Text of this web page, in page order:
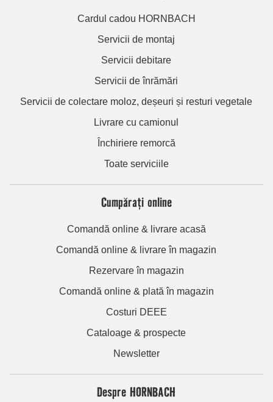
Cardul cadou HORNBACH
Servicii de montaj
Servicii debitare
Servicii de înrămări
Servicii de colectare moloz, deșeuri și resturi vegetale
Livrare cu camionul
Închiriere remorcă
Toate serviciile
Cumpărați online
Comandă online & livrare acasă
Comandă online & livrare în magazin
Rezervare în magazin
Comandă online & plată în magazin
Costuri DEEE
Cataloage & prospecte
Newsletter
Despre HORNBACH